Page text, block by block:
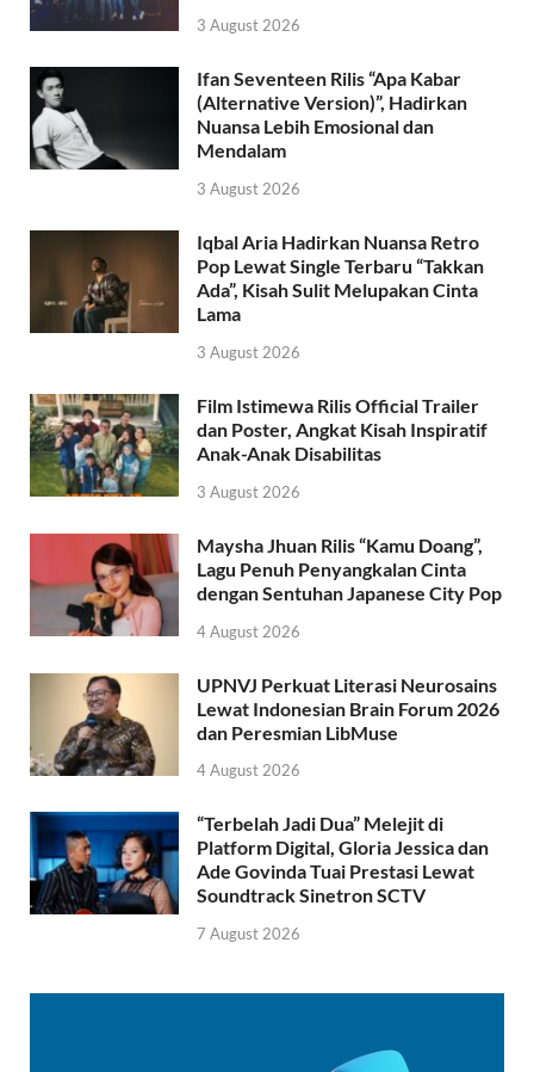
3 August 2026
Ifan Seventeen Rilis “Apa Kabar
(Alternative Version)”, Hadirkan
Nuansa Lebih Emosional dan
Mendalam
3 August 2026
Iqbal Aria Hadirkan Nuansa Retro
Pop Lewat Single Terbaru “Takkan
Ada”, Kisah Sulit Melupakan Cinta
Lama
3 August 2026
Film Istimewa Rilis Official Trailer
dan Poster, Angkat Kisah Inspiratif
Anak-Anak Disabilitas
3 August 2026
Maysha Jhuan Rilis “Kamu Doang”,
Lagu Penuh Penyangkalan Cinta
dengan Sentuhan Japanese City Pop
4 August 2026
UPNVJ Perkuat Literasi Neurosains
Lewat Indonesian Brain Forum 2026
dan Peresmian LibMuse
4 August 2026
“Terbelah Jadi Dua” Melejit di
Platform Digital, Gloria Jessica dan
Ade Govinda Tuai Prestasi Lewat
Soundtrack Sinetron SCTV
7 August 2026